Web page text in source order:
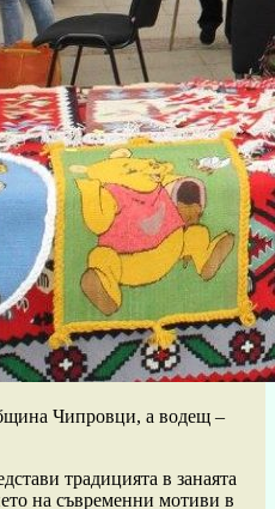
Чипровци, а водещ –
традицията в занаята
на съвременни мотиви в